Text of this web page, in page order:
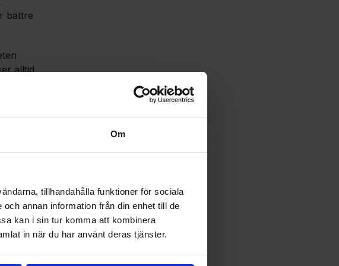
Om
tillhandahålla funktioner för sociala
annan information från din enhet till de
kan i sin tur komma att kombinera
in när du har använt deras tjänster.
bättre
alltid
var
- och